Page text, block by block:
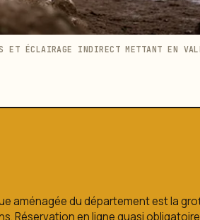
ÉCLAIRAGE INDIRECT METTANT EN
aménagée du département est la
Réservation en ligne quasi